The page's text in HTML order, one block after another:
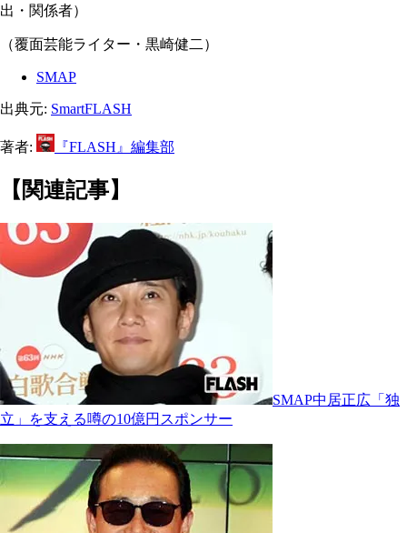
出・関係者）
（覆面芸能ライター・黒崎健二）
SMAP
出典元: SmartFLASH
著者: 『FLASH』編集部
【関連記事】
SMAP中居正広「独
立」を支える噂の10億円スポンサー